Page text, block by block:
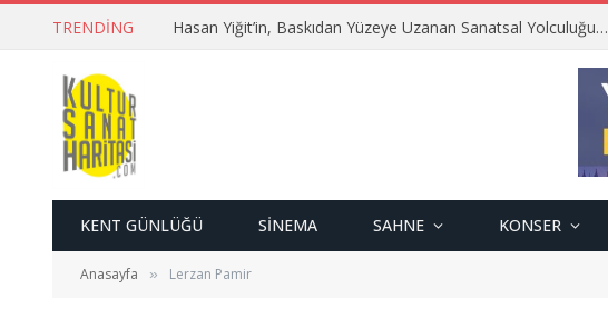
TRENDING Hasan Yiğit’in, Baskıdan Yüzeye Uzanan Sanatsal Yolculuğu…
KENT GÜNLÜĞÜ SINEMA SAHNE KONSER
Anasayfa » Lerzan Pamir